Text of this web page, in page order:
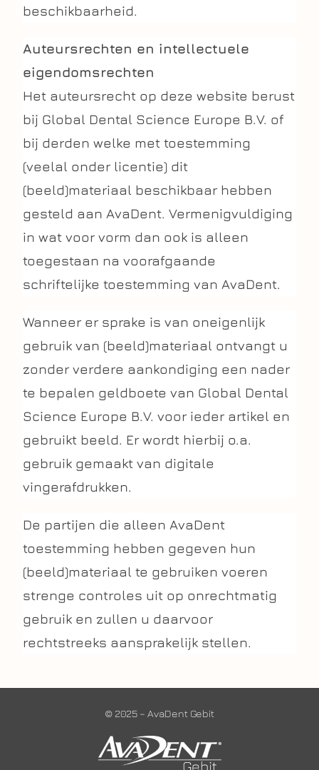
beschikbaarheid.
Auteursrechten en intellectuele
eigendomsrechten
Het auteursrecht op deze website berust
bij Global Dental Science Europe B.V. of
bij derden welke met toestemming
(veelal onder licentie) dit
(beeld)materiaal beschikbaar hebben
gesteld aan AvaDent. Vermenigvuldiging
in wat voor vorm dan ook is alleen
toegestaan na voorafgaande
schriftelijke toestemming van AvaDent.
Wanneer er sprake is van oneigenlijk
gebruik van (beeld)materiaal ontvangt u
zonder verdere aankondiging een nader
te bepalen geldboete van Global Dental
Science Europe B.V. voor ieder artikel en
gebruikt beeld. Er wordt hierbij o.a.
gebruik gemaakt van digitale
vingerafdrukken.
De partijen die alleen AvaDent
toestemming hebben gegeven hun
(beeld)materiaal te gebruiken voeren
strenge controles uit op onrechtmatig
gebruik en zullen u daarvoor
rechtstreeks aansprakelijk stellen.
© 2025 – AvaDent Gebit